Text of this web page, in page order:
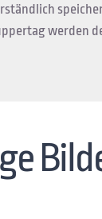
werden